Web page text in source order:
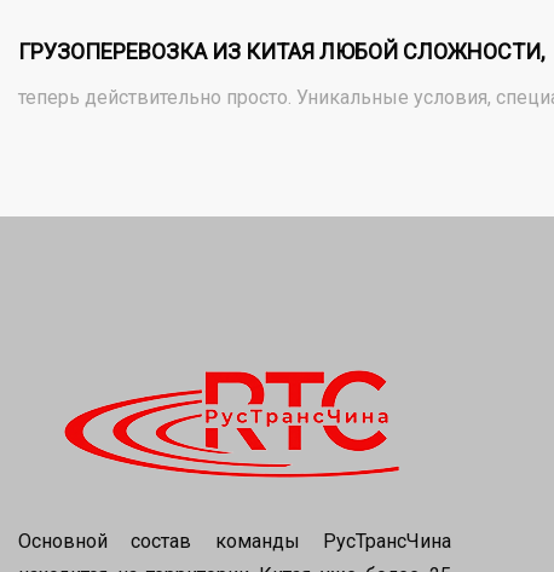
ГРУЗОПЕРЕВОЗКА ИЗ КИТАЯ ЛЮБОЙ СЛОЖНОСТИ,
теперь действительно просто. Уникальные условия,
Основной состав команды РусТрансЧина